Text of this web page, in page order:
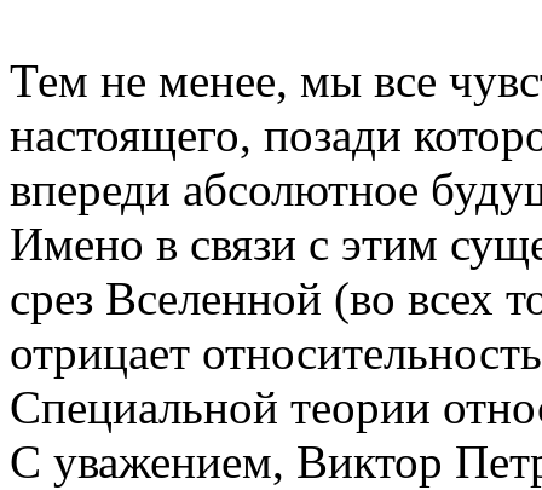
Тем не менее, мы все
настоящего, позади
впереди абсолютное
Имено в связи с этим
срез Вселенной (во всех
отрицает
Специальной теории
С уважением, Виктор